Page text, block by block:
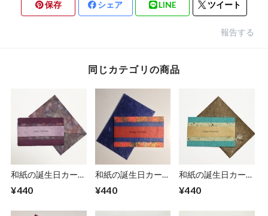
保存 シェア LINE ツイート
報告する
同じカテゴリの商品
和紙の誕生日カード
¥440
和紙の誕生日カード
¥440
和紙の誕生日カード
¥440